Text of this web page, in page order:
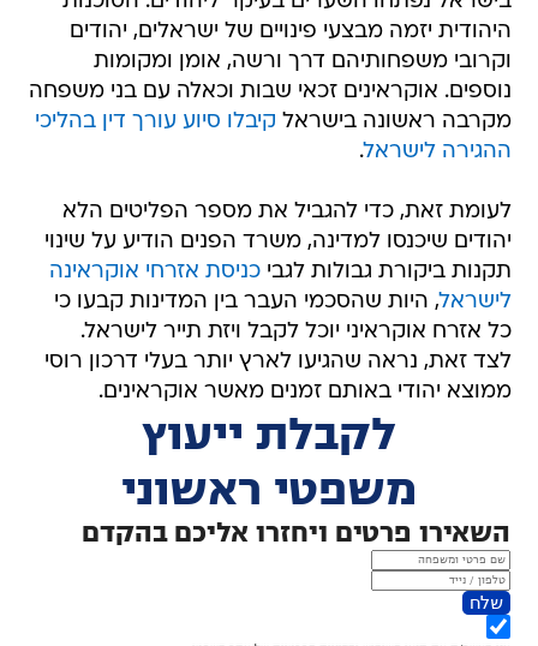
היהודית יזמה מבצעי פינויים של ישראלים, יהודים
וקרובי משפחותיהם דרך ורשה, אומן ומקומות
נוספים. אוקראינים זכאי שבות וכאלה עם בני משפחה
מקרבה ראשונה בישראל קיבלו סיוע עורך דין בהליכי
ההגירה לישראל.
לעומת זאת, כדי להגביל את מספר הפליטים הלא
יהודים שיכנסו למדינה, משרד הפנים הודיע על שינוי
תקנות ביקורת גבולות לגביכניסת אזרחי אוקראינה
לישראל, היות שהסכמי העבר בין המדינות קבעו כי
כל אזרח אוקראיני יוכל לקבל ויזת תייר לישראל.
לצד זאת, נראה שהגיעו לארץ יותר בעלי דרכון רוסי
ממוצא יהודי באותם זמנים מאשר אוקראינים.